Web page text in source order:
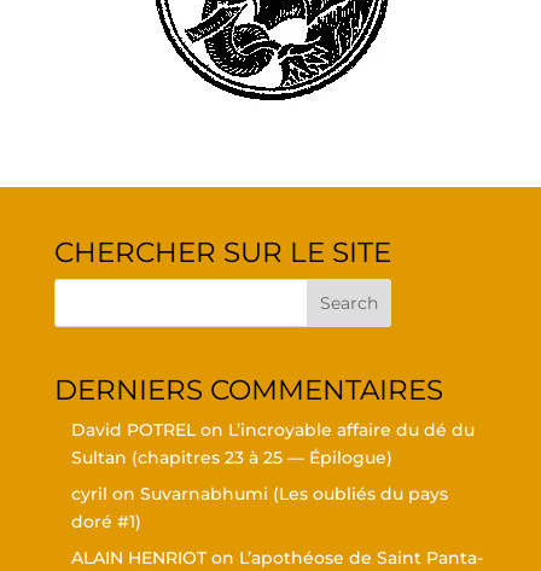
CHER­CHER SUR LE SITE
DER­NIERS COMMENTAIRES
David POTRELon L’in­croyable affaire du dé du
Sul­tan (cha­pitres 23 à 25 — Épilogue)
cyril on Suvar­nabhu­mi (Les oubliés du pays
doré #1)
ALAIN HENRIOTon L’a­po­théose de Saint Pan­ta­